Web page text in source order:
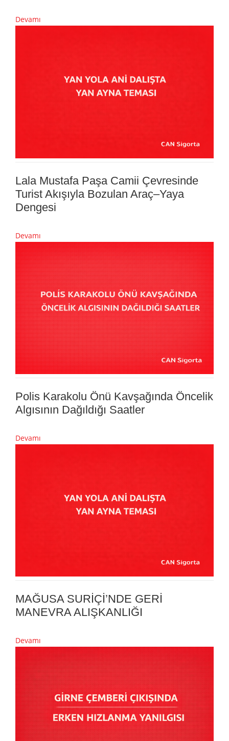
Devamı
Lala Mustafa Paşa Camii Çevresinde
Turist Akışıyla Bozulan Araç–Yaya
Dengesi
Devamı
Polis Karakolu Önü Kavşağında Öncelik
Algısının Dağıldığı Saatler
Devamı
MAĞUSA SURİÇİ’NDE GERİ
MANEVRA ALIŞKANLIĞI
Devamı